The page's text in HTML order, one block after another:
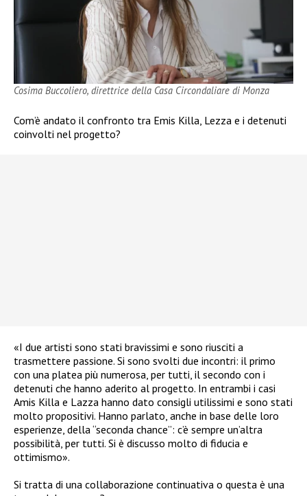
Cosima Buccoliero, direttrice della Casa Circondaliare di Monza
Com’è andato il confronto tra Emis Killa, Lezza e i detenuti
coinvolti nel progetto?
«I due artisti sono stati bravissimi e sono riusciti a
trasmettere passione. Si sono svolti due incontri: il primo
con una platea più numerosa, per tutti, il secondo con i
detenuti che hanno aderito al progetto. In entrambi i casi
Amis Killa e Lazza hanno dato consigli utilissimi e sono stati
molto propositivi. Hanno parlato, anche in base delle loro
esperienze, della “seconda chance”: c’è sempre un’altra
possibilità, per tutti. Si è discusso molto di fiducia e
ottimismo».
Si tratta di una collaborazione continuativa o questa è una